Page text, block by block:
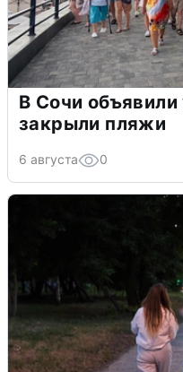
В Сочи
закрыли пляжи
6 августа 0